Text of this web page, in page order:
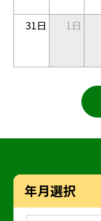
31日 1日
年月選択